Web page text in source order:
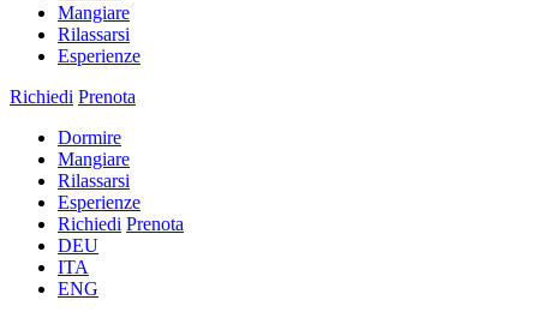
Mangiare
Rilassarsi
Esperienze
Richiedi Prenota
Dormire
Mangiare
Rilassarsi
Esperienze
Richiedi Prenota
DEU
ITA
ENG